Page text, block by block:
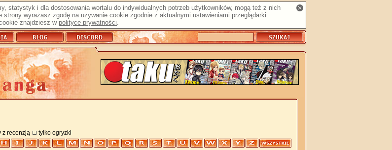
statystyk i dla dostosowania wortalu do indywidualnych potrzeb użytkowników, mogą też z nich
wyrażasz zgodę na używanie cookie zgodnie z aktualnymi ustawieniami przeglądarki.
znajdziesz w polityce prywatności.
z recenzją tylko ogryzki